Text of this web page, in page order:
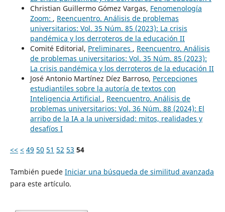
Christian Guillermo Gómez Vargas, Fenomenología
Zoom: , Reencuentro. Análisis de problemas
universitarios: Vol. 35 Núm. 85 (2023): La crisis
pandémica y los derroteros de la educación II
Comité Editorial, Preliminares , Reencuentro. Análisis
de problemas universitarios: Vol. 35 Núm. 85 (2023):
La crisis pandémica y los derroteros de la educación II
José Antonio Martínez Díez Barroso, Percepciones
estudiantiles sobre la autoría de textos con
Inteligencia Artificial , Reencuentro. Análisis de
problemas universitarios: Vol. 36 Núm. 88 (2024): El
arribo de la IA a la universidad: mitos, realidades y
desafíos I
<< < 49 50 51 52 53 54
También puede Iniciar una búsqueda de similitud avanzada
para este artículo.